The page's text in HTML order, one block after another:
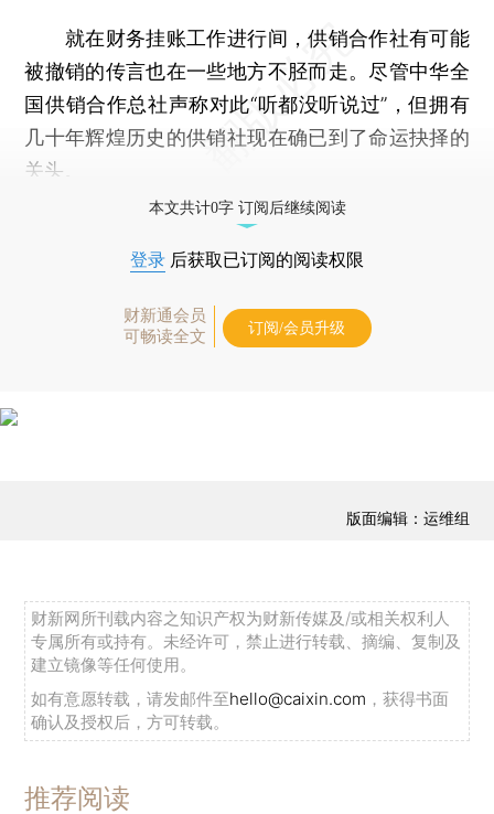
就在财务挂账工作进行间，供销合作社有可能
被撤销的传言也在一些地方不胫而走。尽管中华全
国供销合作总社声称对此“听都没听说过”，但拥有
几十年辉煌历史的供销社现在确已到了命运抉择的
关头。
本文共计0字 订阅后继续阅读
登录 后获取已订阅的阅读权限
财新通会员
可畅读全文
订阅/会员升级
版面编辑：运维组
财新网所刊载内容之知识产权为财新传媒及/或相关权利人
专属所有或持有。未经许可，禁止进行转载、摘编、复制及
建立镜像等任何使用。
如有意愿转载，请发邮件至hello@caixin.com ，获得书面
确认及授权后，方可转载。
推荐阅读